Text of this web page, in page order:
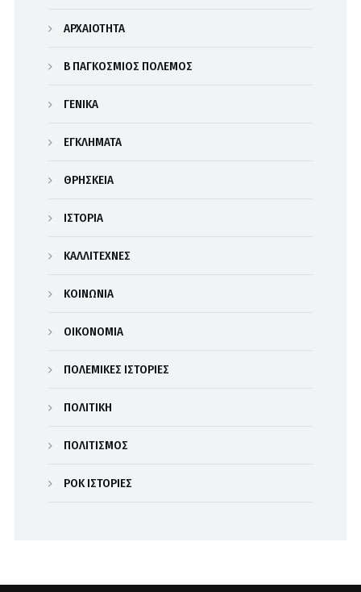
ΑΡΧΑΙΟΤΗΤΑ
Β΄ ΠΑΓΚΟΣΜΙΟΣ ΠΟΛΕΜΟΣ
ΓΕΝΙΚΑ
ΕΓΚΛΗΜΑΤΑ
ΘΡΗΣΚΕΙΑ
ΙΣΤΟΡΙΑ
ΚΑΛΛΙΤΕΧΝΕΣ
ΚΟΙΝΩΝΙΑ
ΟΙΚΟΝΟΜΙΑ
ΠΟΛΕΜΙΚΕΣ ΙΣΤΟΡΙΕΣ
ΠΟΛΙΤΙΚΗ
ΠΟΛΙΤΙΣΜΟΣ
ΡΟΚ ΙΣΤΟΡΙΕΣ